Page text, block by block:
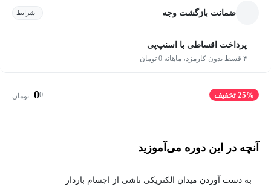
ضمانت بازگشت وجه شرایط
پرداخت اقساطی با اسنپ‌پی
۴ قسط بدون کارمزد، ماهانه 0 تومان
25% تخفیف 0
0 تومان
آنچه در این دوره می‌آموزید
به دست آوردن میدان الکتریکی ناشی از اجسام باردار